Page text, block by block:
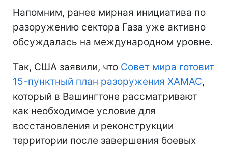
Напомним, ранее мирная инициатива по
разоружению сектора Газа уже активно
обсуждалась на международном уровне.
Так, США заявили, что Совет мира готовит
15-пунктный план разоружения ХАМАС,
который в Вашингтоне рассматривают
как необходимое условие для
восстановления и реконструкции
территории после завершения боевых